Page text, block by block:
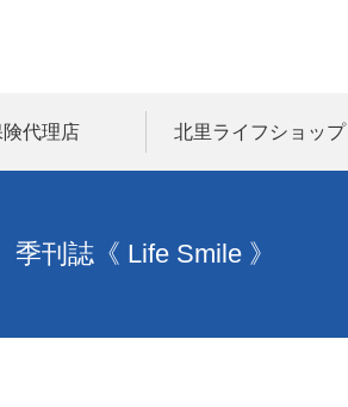
険代理店 北里ライフショップ
季刊誌《 Life Smile 》